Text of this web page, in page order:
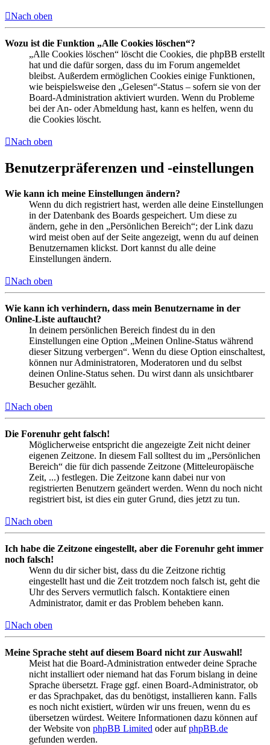
Nach oben
Wozu ist die Funktion „Alle Cookies löschen“?
„Alle Cookies löschen“ löscht die Cookies, die phpBB erstellt
hat und die dafür sorgen, dass du im Forum angemeldet
bleibst. Außerdem ermöglichen Cookies einige Funktionen,
wie beispielsweise den „Gelesen“-Status – sofern sie von der
Board-Administration aktiviert wurden. Wenn du Probleme
bei der An- oder Abmeldung hast, kann es helfen, wenn du
die Cookies löscht.
Nach oben
Benutzerpräferenzen und -einstellungen
Wie kann ich meine Einstellungen ändern?
Wenn du dich registriert hast, werden alle deine Einstellungen
in der Datenbank des Boards gespeichert. Um diese zu
ändern, gehe in den „Persönlichen Bereich“; der Link dazu
wird meist oben auf der Seite angezeigt, wenn du auf deinen
Benutzernamen klickst. Dort kannst du alle deine
Einstellungen ändern.
Nach oben
Wie kann ich verhindern, dass mein Benutzername in der
Online-Liste auftaucht?
In deinem persönlichen Bereich findest du in den
Einstellungen eine Option „Meinen Online-Status während
dieser Sitzung verbergen“. Wenn du diese Option einschaltest,
können nur Administratoren, Moderatoren und du selbst
deinen Online-Status sehen. Du wirst dann als unsichtbarer
Besucher gezählt.
Nach oben
Die Forenuhr geht falsch!
Möglicherweise entspricht die angezeigte Zeit nicht deiner
eigenen Zeitzone. In diesem Fall solltest du im „Persönlichen
Bereich“ die für dich passende Zeitzone (Mitteleuropäische
Zeit, ...) festlegen. Die Zeitzone kann dabei nur von
registrierten Benutzern geändert werden. Wenn du noch nicht
registriert bist, ist dies ein guter Grund, dies jetzt zu tun.
Nach oben
Ich habe die Zeitzone eingestellt, aber die Forenuhr geht immer
noch falsch!
Wenn du dir sicher bist, dass du die Zeitzone richtig
eingestellt hast und die Zeit trotzdem noch falsch ist, geht die
Uhr des Servers vermutlich falsch. Kontaktiere einen
Administrator, damit er das Problem beheben kann.
Nach oben
Meine Sprache steht auf diesem Board nicht zur Auswahl!
Meist hat die Board-Administration entweder deine Sprache
nicht installiert oder niemand hat das Forum bislang in deine
Sprache übersetzt. Frage ggf. einen Board-Administrator, ob
er das Sprachpaket, das du benötigst, installieren kann. Falls
es noch nicht existiert, würden wir uns freuen, wenn du es
übersetzen würdest. Weitere Informationen dazu können auf
der Website von phpBB Limited oder aufphpBB.de
gefunden werden.